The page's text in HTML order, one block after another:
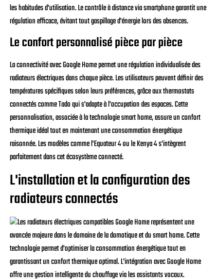
les habitudes d'utilisation. Le contrôle à distance via smartphone garantit une
régulation efficace, évitant tout gaspillage d'énergie lors des absences.
Le confort personnalisé pièce par pièce
La connectivité avec Google Home permet une régulation individualisée des
radiateurs électriques dans chaque pièce. Les utilisateurs peuvent définir des
températures spécifiques selon leurs préférences, grâce aux thermostats
connectés comme Tado qui s'adapte à l'occupation des espaces. Cette
personnalisation, associée à la technologie smart home, assure un confort
thermique idéal tout en maintenant une consommation énergétique
raisonnée. Les modèles comme l'Equateur 4 ou le Kenya 4 s'intègrent
parfaitement dans cet écosystème connecté.
L'installation et la configuration des
radiateurs connectés
Les radiateurs électriques compatibles Google Home représentent une
avancée majeure dans le domaine de la domotique et du smart home. Cette
technologie permet d'optimiser la consommation énergétique tout en
garantissant un confort thermique optimal. L'intégration avec Google Home
offre une gestion intelligente du chauffage via les assistants vocaux.